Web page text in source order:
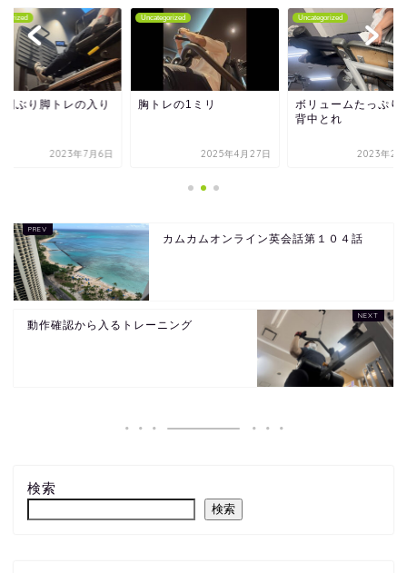
間ぶり脚トレの入り
2023年7月6日
Uncategorized
胸トレの1ミリ
2025年4月27日
Uncategorized
ボリュームたっぷり
背中とれ
2023年2
カムカムオンライン英会話第１０４話
動作確認から入るトレーニング
検索
検索